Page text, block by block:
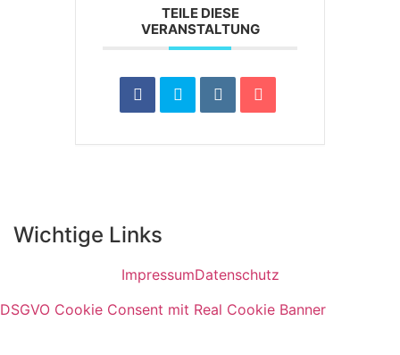
TEILE DIESE
VERANSTALTUNG
Wichtige Links
ImpressumDatenschutz
DSGVO Cookie Consent mit Real Cookie Banner